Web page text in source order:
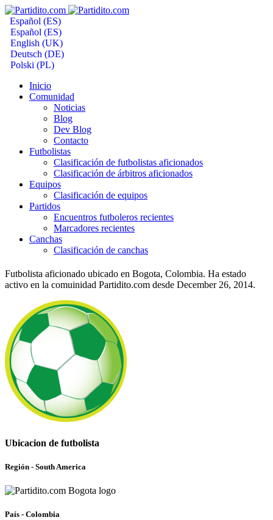
Español (ES)
Español (ES)
English (UK)
Deutsch (DE)
Polski (PL)
Inicio
Comunidad
Noticias
Blog
Dev Blog
Contacto
Futbolistas
Clasificación de futbolistas aficionados
Clasificación de árbitros aficionados
Equipos
Clasificación de equipos
Partidos
Encuentros futboleros recientes
Marcadores recientes
Canchas
Clasificación de canchas
Futbolista aficionado ubicado en Bogota, Colombia. Ha estado
activo en la comuinidad Partidito.com desde December 26, 2014.
Ubicacion de futbolista
Región - South America
País - Colombia